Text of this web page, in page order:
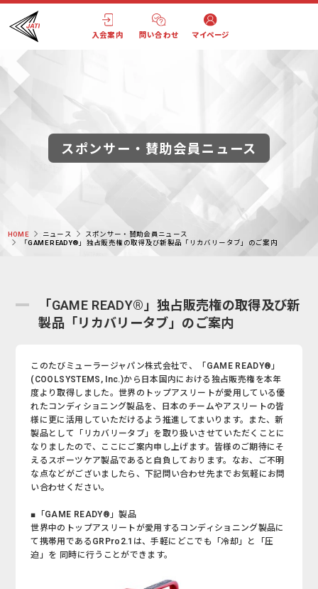
入会案内 問い合わせ マイページ
スポンサー・賛助会員ニュース
HOME ニュース
スポンサー・賛助会員ニュース
「GAME READY®」独占販売権の取得及び新製品「リカバリータブ」のご案内
「GAME READY®」独占販売権の取得及び新
製品「リカバリータブ」のご案内
このたびミューラージャパン株式会社で、「GAME READY®」
(COOLSYSTEMS, Inc.)から日本国内における独占販売権を本年
度より取得しました。世界のトップアスリートが愛用している優
れたコンディショニング製品を、日本のチームやアスリートの皆
様に更に活用していただけるよう推進してまいります。また、新
製品として「リカバリータブ」を取り扱いさせていただくことに
なりましたので、ここにご案内申し上げます。皆様のご期待にそ
えるスポーツケア製品であると自負しております。なお、ご不明
な点などがございましたら、下記問い合わせ先までお気軽にお問
い合わせください。
■「GAME READY®」製品
世界中のトップアスリートが愛用するコンディショニング製品に
て携帯用であるGRPro2.1は、手軽にどこでも「冷却」と「圧
迫」を 同時に行うことができます。